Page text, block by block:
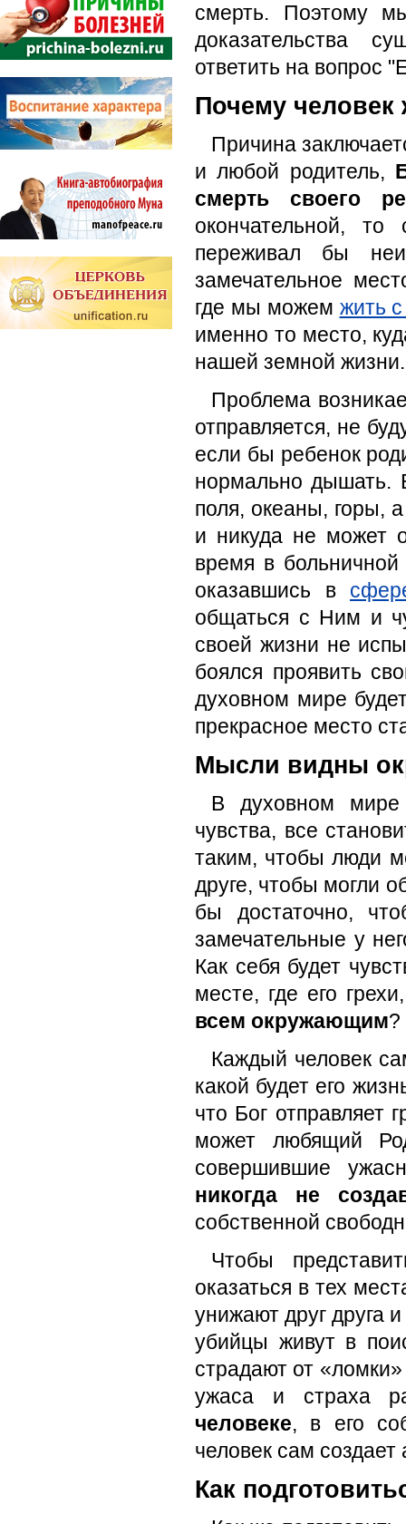
смерть. Поэтому
доказательства
ответить на вопрос
Почему человек
Причина
и любой родитель,
смерть своего
окончательной,
переживал бы
замечательное
где мы можем жить
именно то место,
нашей земной жизни.
Проблема
отправляется, не
если бы ребенок
нормально дышать.
поля, океаны, горы,
и никуда не может
время в больничной
оказавшись в
общаться с Ним и
своей жизни не
боялся проявить
духовном мире
прекрасное место
Мысли видны
В духовном мире
чувства, все
таким, чтобы люди
друге, чтобы могли
бы достаточно,
замечательные у
Как себя будет
месте, где его
всем окружающим?
Каждый человек
какой будет его
что Бог отправляет
может любящий
совершившие
никогда не
собственной
Чтобы
оказаться в тех
унижают друг друга
убийцы живут в
страдают от
ужаса и страха
человеке, в его
человек сам создает
Как